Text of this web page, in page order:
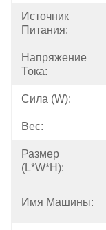
Источник
Питания:
Напряжение
Тока:
Сила (w):
Вес:
Размер
(L*W*H):
Имя Машины: